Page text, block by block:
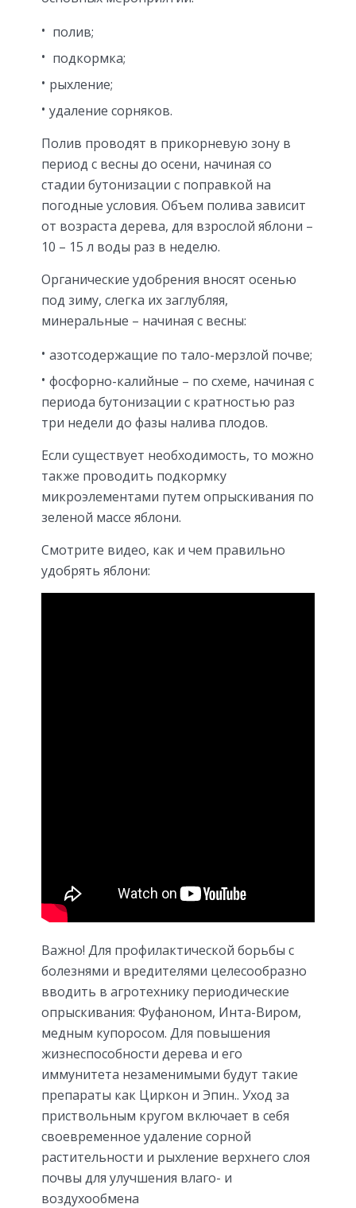
полив;
подкормка;
рыхление;
удаление сорняков.
Полив проводят в прикорневую зону в
период с весны до осени, начиная со
стадии бутонизации с поправкой на
погодные условия. Объем полива зависит
от возраста дерева, для взрослой яблони –
10 – 15 л воды раз в неделю.
Органические удобрения вносят осенью
под зиму, слегка их заглубляя,
минеральные – начиная с весны:
азотсодержащие по тало-мерзлой почве;
фосфорно-калийные – по схеме, начиная с
периода бутонизации с кратностью раз
три недели до фазы налива плодов.
Если существует необходимость, то можно
также проводить подкормку
микроэлементами путем опрыскивания по
зеленой массе яблони.
Смотрите видео, как и чем правильно
удобрять яблони:
Важно! Для профилактической борьбы с
болезнями и вредителями целесообразно
вводить в агротехнику периодические
опрыскивания: Фуфаноном, Инта-Виром,
медным купоросом. Для повышения
жизнеспособности дерева и его
иммунитета незаменимыми будут такие
препараты как Циркон и Эпин.. Уход за
приствольным кругом включает в себя
своевременное удаление сорной
растительности и рыхление верхнего слоя
почвы для улучшения влаго- и
воздухообмена